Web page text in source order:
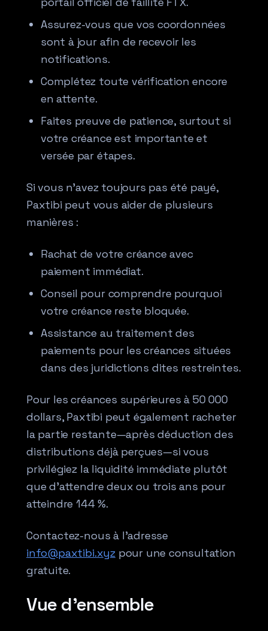
Assurez-vous que vos coordonnées
sont à jour afin de recevoir les
notifications.
Complétez toute vérification encore
en attente.
Faites preuve de patience, surtout si
votre créance est importante et
versée par étapes.
Si vous n’avez toujours pas été payé,
Paxtibi peut vous aider de plusieurs
manières :
Rachat de votre créance avec
paiement immédiat.
Conseil pour comprendre pourquoi
votre créance reste bloquée.
Assistance au traitement des
paiements pour les créances situées
dans des juridictions dites restreintes.
Pour les créances supérieures à 50 000
dollars, Paxtibi peut également racheter
la partie restante—après déduction des
distributions déjà perçues—si vous
privilégiez la liquidité immédiate plutôt
que d’attendre deux ou trois ans pour
atteindre 144 %.
Contactez-nous à l’adresse
info@paxtibi.xyzpour une consultation
gratuite.
Vue d’ensemble